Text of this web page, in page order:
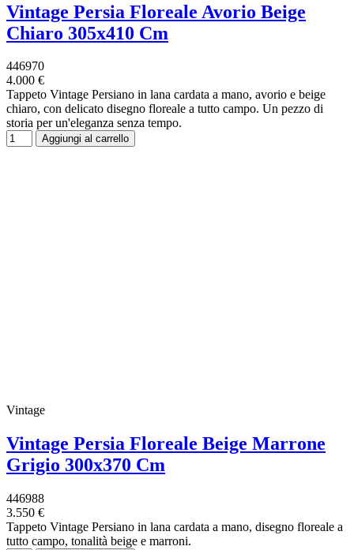
Vintage Persia Floreale Avorio Beige
Chiaro 305x410 Cm
446970
4.000 €
Tappeto Vintage Persiano in lana cardata a mano, avorio e beige
chiaro, con delicato disegno floreale a tutto campo. Un pezzo di
storia per un'eleganza senza tempo.
Aggiungi al carrello
Vintage
Vintage Persia Floreale Beige Marrone
Grigio 300x370 Cm
446988
3.550 €
Tappeto Vintage Persiano in lana cardata a mano, disegno floreale a
tutto campo, tonalità beige e marroni.